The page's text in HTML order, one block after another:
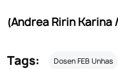
(Andrea Ririn Karina
Tags: Dosen FEB Unhas